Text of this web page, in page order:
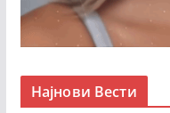
Најнови Вести